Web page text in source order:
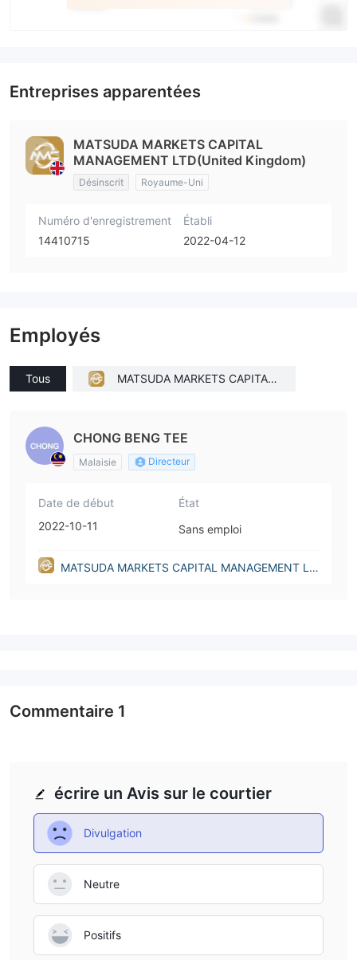
Entreprises apparentées
MATSUDA MARKETS CAPITAL
MANAGEMENT LTD(United Kingdom)
Désinscrit Royaume-Uni
Numéro d'enregistrement
14410715
Établi
2022-04-12
Employés
Tous
MATSUDA MARKETS CAPITAL
CHONG BENG TEE
Malaisie Directeur
Date de début
2022-10-11
État
Sans emploi
MATSUDA MARKETS CAPITAL MANAGEMENT LT
écrire un Avis sur le courtier
Divulgation
Neutre
Positifs
Commentaire 1